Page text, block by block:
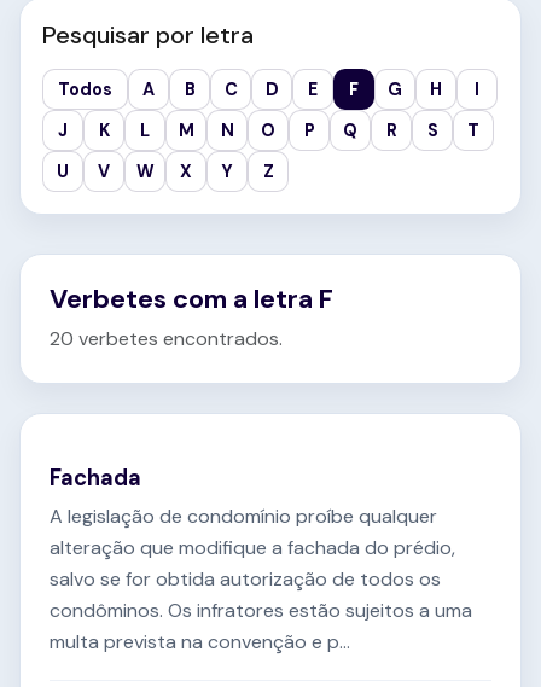
Verbetes com a letra F
20 verbetes encontrados.
Fachada
A legislação de condomínio proíbe qualquer
alteração que modifique a fachada do prédio,
salvo se for obtida autorização de todos os
condôminos. Os infratores estão sujeitos a uma
multa prevista na convenção e p...
Pesquisar por letra
Todos A B C D E F G H
I
J
K L M N O P Q R S
T
U
V W X Y Z